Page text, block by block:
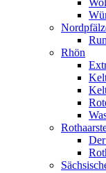
Rhön